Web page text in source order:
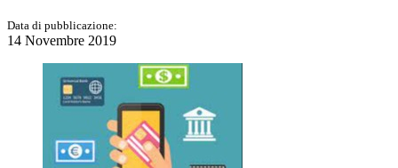
Data di pubblicazione:
14 Novembre 2019